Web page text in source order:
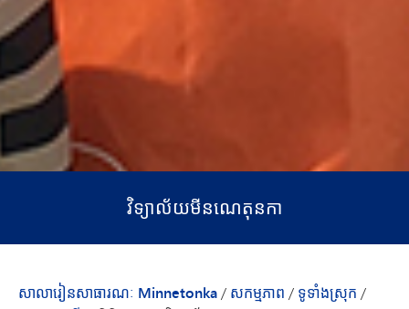
វិទ្យាល័យមីនណេតុនកា
សាលារៀនសាធារណៈ Minnetonka/ សកម្មភាព / ទូទាំងស្រុក /